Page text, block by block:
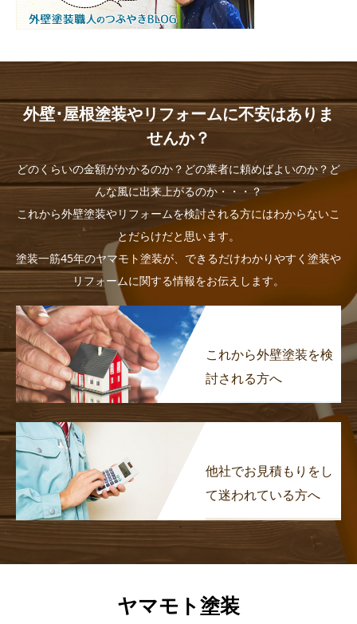
外壁･屋根塗装やリフォームに不安はありま
せんか？
どのくらいの金額がかかるのか？どの業者に頼めばよいのか？ど
んな風に出来上がるのか・・・？
これから外壁塗装やリフォームを検討される方にはわからないこ
とだらけだと思います。
塗装一筋45年のヤマモト塗装が、できるだけわかりやすく塗装や
リフォームに関する情報をお伝えします。
これから外壁塗装を検
討される方へ
他社でお見積もりをし
て迷われている方へ
ヤマモト塗装